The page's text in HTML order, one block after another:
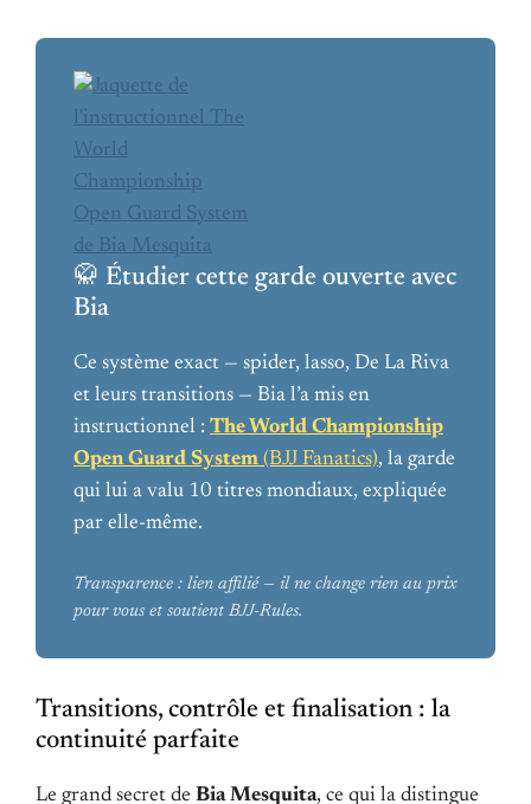
🥋 Étudier cette garde ouverte avec
Bia
Ce système exact — spider, lasso, De La Riva
et leurs transitions — Bia l’a mis en
instructionnel : The World Championship
Open Guard System (BJJ Fanatics), la garde
qui lui a valu 10 titres mondiaux, expliquée
par elle-même.
Transparence : lien affilié — il ne change rien au prix
pour vous et soutient BJJ-Rules.
Transitions, contrôle et finalisation : la
continuité parfaite
Le grand secret de Bia Mesquita, ce qui la distingue